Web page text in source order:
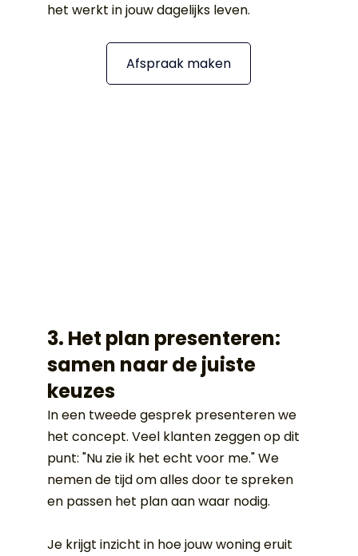
het werkt in jouw dagelijks leven.
Afspraak maken
3. Het plan presenteren:
samen naar de juiste
keuzes
In een tweede gesprek presenteren we
het concept. Veel klanten zeggen op dit
punt: "Nu zie ik het echt voor me." We
nemen de tijd om alles door te spreken
en passen het plan aan waar nodig.
Je krijgt inzicht in hoe jouw woning eruit